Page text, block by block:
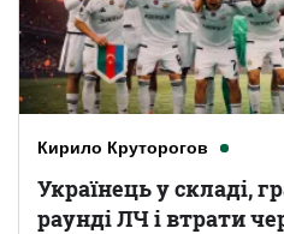
Кирило Круторогов
Українець у складі,
раунді ЛЧ і втрати